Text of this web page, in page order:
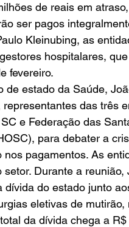
de reais em
ser pagos
Kleinubing, as
hospitalares,
fevereiro.
de estado da Saúde,
representantes das três
e Federação das
para debater a
nos pagamentos. As
setor. Durante a
dívida do estado junto
eletivas de
da dívida chega a